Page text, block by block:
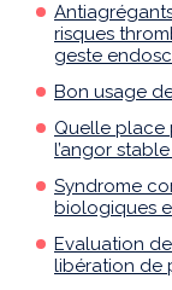
risques
geste
Bon usage
Quelle place
l’angor stable
Syndrome
biologiques
Evaluation
libération de